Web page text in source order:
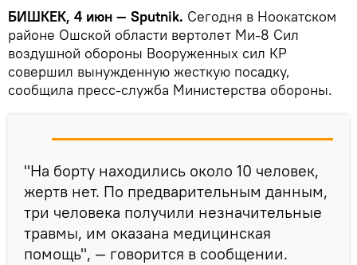
БИШКЕК, 4 июн — Sputnik. Сегодня в Ноокатском
районе Ошской области вертолет Ми-8 Сил
воздушной обороны Вооруженных сил КР
совершил вынужденную жесткую посадку,
сообщила пресс-служба Министерства обороны.
"На борту находились около 10 человек,
жертв нет. По предварительным данным,
три человека получили незначительные
травмы, им оказана медицинская
помощь", — говорится в сообщении.